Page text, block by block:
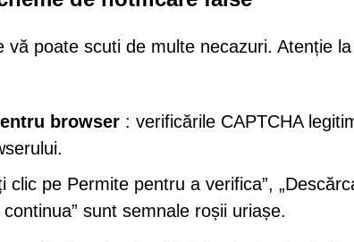
poate scuti de multe necazuri. Atenție la
browser : verificările CAPTCHA
clic pe Permite pentru a verifica”,
sunt semnale roșii uriașe.